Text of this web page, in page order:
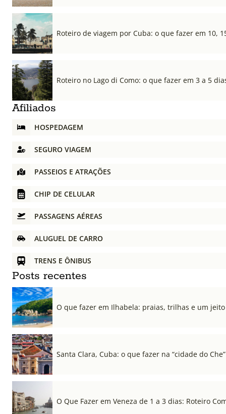
Roteiro de viagem por Cuba: o que fazer em 10,
Roteiro no Lago di Como: o que fazer em 3 a 5
Afiliados
HOSPEDAGEM
SEGURO VIAGEM
PASSEIOS E ATRAÇÕES
CHIP DE CELULAR
PASSAGENS AÉREAS
ALUGUEL DE CARRO
TRENS E ÔNIBUS
Posts recentes
O que fazer em Ilhabela: praias, trilhas e um
Santa Clara, Cuba: o que fazer na “cidade do Che”
O Que Fazer em Veneza de 1 a 3 dias: Roteiro